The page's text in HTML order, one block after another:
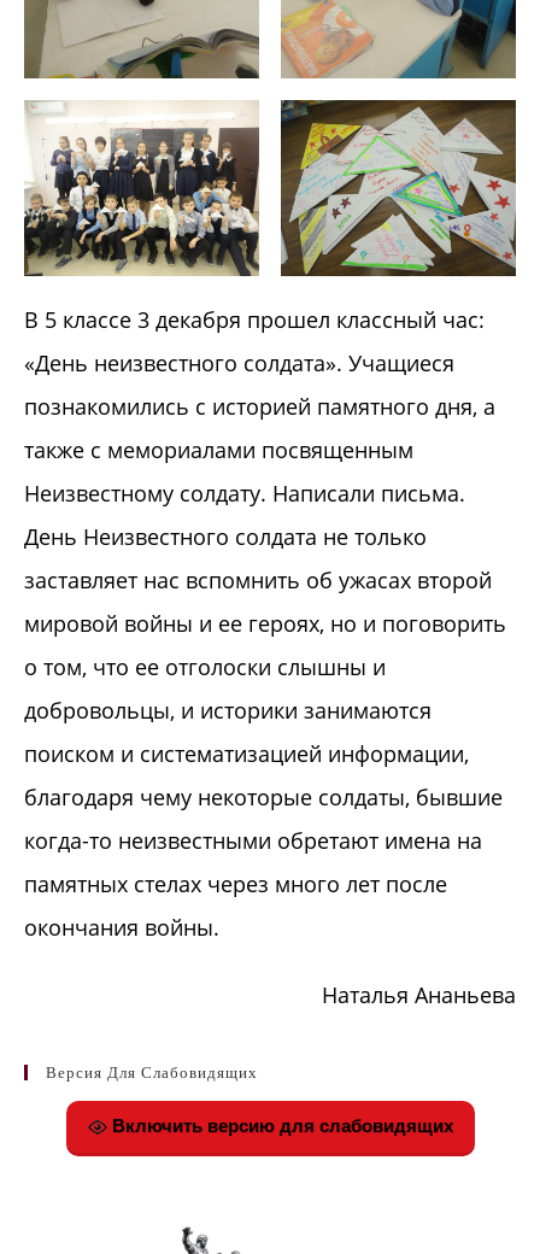
В 5 классе 3 декабря прошел классный час:
«День неизвестного солдата». Учащиеся
познакомились с историей памятного дня, а
также с мемориалами посвященным
Неизвестному солдату. Написали письма.
День Неизвестного солдата не только
заставляет нас вспомнить об ужасах второй
мировой войны и ее героях, но и поговорить
о том, что ее отголоски слышны и
добровольцы, и историки занимаются
поиском и систематизацией информации,
благодаря чему некоторые солдаты, бывшие
когда-то неизвестными обретают имена на
памятных стелах через много лет после
окончания войны.
Наталья Ананьева
Версия Для Слабовидящих
Включить версию для слабовидящих